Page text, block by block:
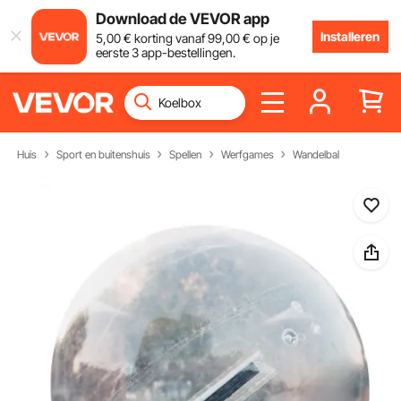
Download de VEVOR app
5,00€ korting vanaf99,00€ op je
eerste 3 app-bestellingen.
Installeren
Huis Sport en buitenshuis Spellen Werfgames Wandelbal